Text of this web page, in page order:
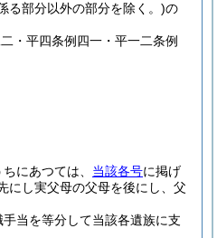
る部分以外の部分を除く。)の
・平四条例四一・平一二条例
にあつては、 当該各号に掲げ
にし実父母の父母を後にし、父
当を等分して当該各遺族に支